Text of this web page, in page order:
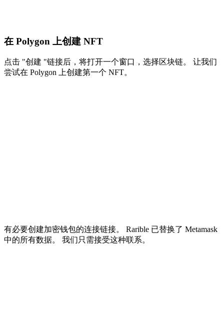
在 Polygon 上创建 NFT
点击 "创建 "链接后，将打开一个窗口，选择区块链。 让我们
尝试在 Polygon 上创建第一个 NFT。
有必要创建加密钱包的连接链接。 Rarible 已替换了 Metamask
中的所有数据。 我们只需接受这种联系。